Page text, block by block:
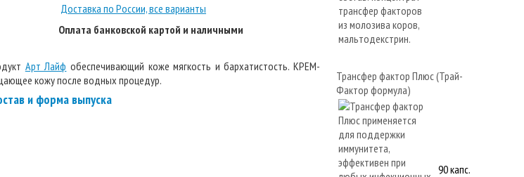
Доставка по России, все варианты
Оплата банковской картой и наличными
Арт Лайф обеспечивающий коже мягкость и бархатистость. КРЕМ-
кожу после водных процедур.
и форма выпуска
Трансфер фактор Плюс (Трай-
Фактор формула)
90 капс.